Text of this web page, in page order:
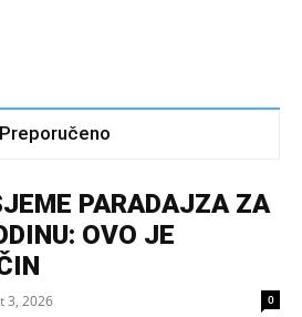
Preporučeno
PARADAJZA ZA
OVO JE
3, 2026 0